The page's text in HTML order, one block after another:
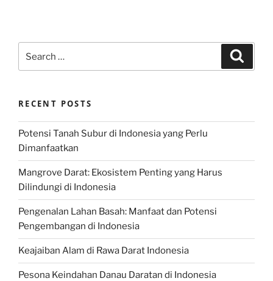
for:
RECENT POSTS
Potensi Tanah Subur di Indonesia yang Perlu
Dimanfaatkan
Mangrove Darat: Ekosistem Penting yang Harus
Dilindungi di Indonesia
Pengenalan Lahan Basah: Manfaat dan Potensi
Pengembangan di Indonesia
Keajaiban Alam di Rawa Darat Indonesia
Pesona Keindahan Danau Daratan di Indonesia